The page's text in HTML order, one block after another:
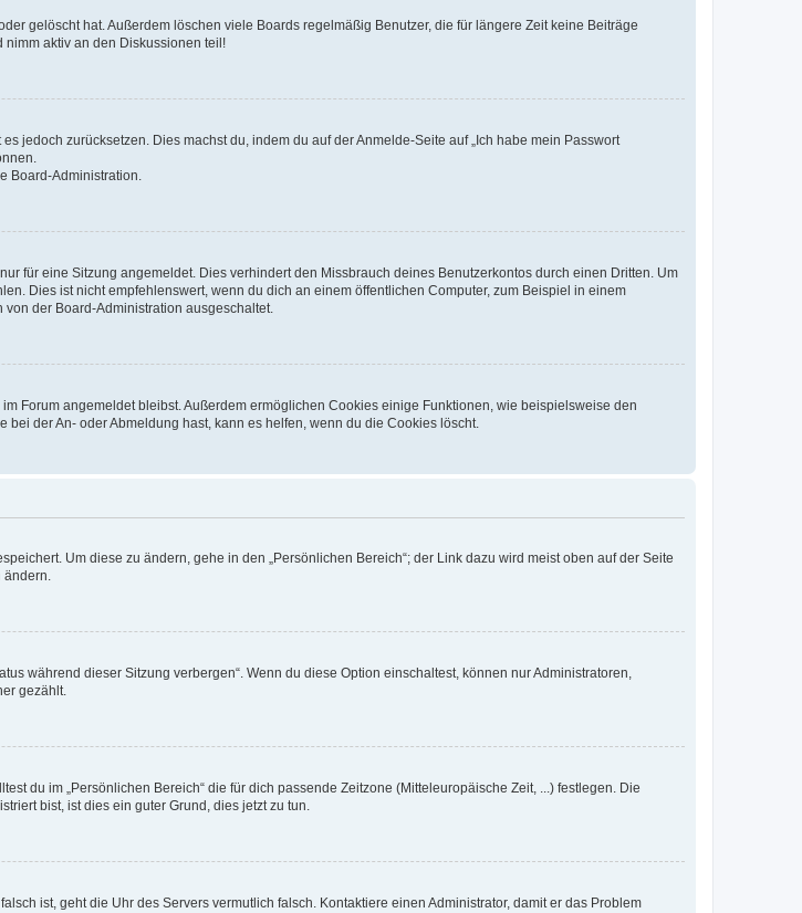
gelöscht hat. Außerdem löschen viele Boards regelmäßig Benutzer, die für längere Zeit keine Beiträge
aktiv an den Diskussionen teil!
jedoch zurücksetzen. Dies machst du, indem du auf der Anmelde-Seite auf „Ich habe mein Passwort
Board-Administration.
für eine Sitzung angemeldet. Dies verhindert den Missbrauch deines Benutzerkontos durch einen Dritten. Um
Dies ist nicht empfehlenswert, wenn du dich an einem öffentlichen Computer, zum Beispiel in einem
der Board-Administration ausgeschaltet.
Forum angemeldet bleibst. Außerdem ermöglichen Cookies einige Funktionen, wie beispielsweise den
bei der An- oder Abmeldung hast, kann es helfen, wenn du die Cookies löscht.
Um diese zu ändern, gehe in den „Persönlichen Bereich“; der Link dazu wird meist oben auf der Seite
während dieser Sitzung verbergen“. Wenn du diese Option einschaltest, können nur Administratoren,
gezählt.
du im „Persönlichen Bereich“ die für dich passende Zeitzone (Mitteleuropäische Zeit, ...) festlegen. Die
bist, ist dies ein guter Grund, dies jetzt zu tun.
ist, geht die Uhr des Servers vermutlich falsch. Kontaktiere einen Administrator, damit er das Problem